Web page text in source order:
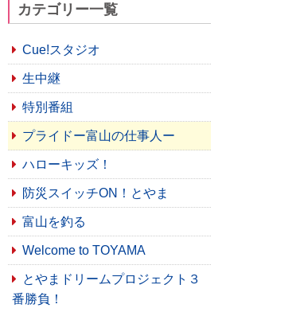
カテゴリー一覧
Cue!スタジオ
生中継
特別番組
プライドー富山の仕事人ー
ハローキッズ！
防災スイッチON！とやま
富山を釣る
Welcome to TOYAMA
とやまドリームプロジェクト３
番勝負！